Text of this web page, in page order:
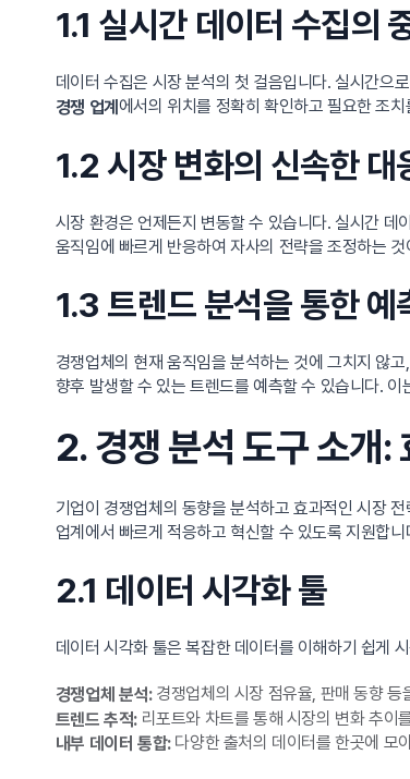
1.1 실시간 데이터 수집의
데이터 수집은 시장 분석의 첫 걸음입니다. 실시간으
경쟁 업계 에서의 위치를 정확히 확인하고 필요한 조
1.2 시장 변화의 신속한 대
시장 환경은 언제든지 변동할 수 있습니다. 실시간 데
움직임에 빠르게 반응하여 자사의 전략을 조정하는
1.3 트렌드 분석을 통한 예
경쟁업체의 현재 움직임을 분석하는 것에 그치지 않
향후 발생할 수 있는 트렌드를 예측할 수 있습니다.
2. 경쟁 분석 도구 소개:
기업이 경쟁업체의 동향을 분석하고 효과적인 시장
업계에서 빠르게 적응하고 혁신할 수 있도록 지원합니
2.1 데이터 시각화 툴
데이터 시각화 툴은 복잡한 데이터를 이해하기 쉽게
경쟁업체 분석:경쟁업체의 시장 점유율, 판매 동향 등
트렌드 추적:리포트와 차트를 통해 시장의 변화 추이
내부 데이터 통합:다양한 출처의 데이터를 한곳에 모